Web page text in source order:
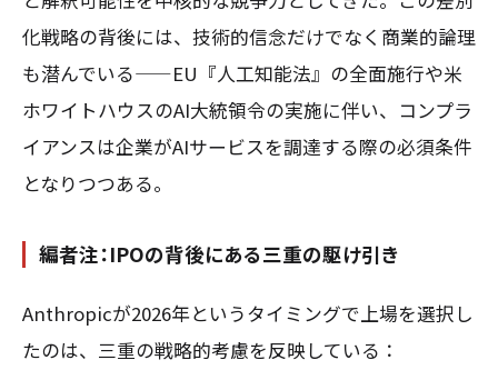
化戦略の背後には、技術的信念だけでなく商業的論理
も潜んでいる——EU『人工知能法』の全面施行や米
ホワイトハウスのAI大統領令の実施に伴い、コンプラ
イアンスは企業がAIサービスを調達する際の必須条件
となりつつある。
編者注：IPOの背後にある三重の駆け引き
Anthropicが2026年というタイミングで上場を選択し
たのは、三重の戦略的考慮を反映している：